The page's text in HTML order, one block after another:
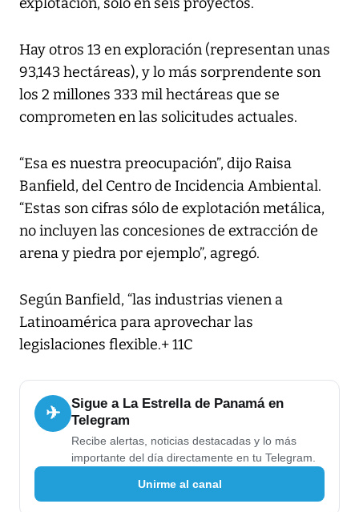
explotación, sólo en seis proyectos.
Hay otros 13 en exploración (representan unas
93,143 hectáreas), y lo más sorprendente son
los 2 millones 333 mil hectáreas que se
comprometen en las solicitudes actuales.
“Esa es nuestra preocupación”, dijo Raisa
Banfield, del Centro de Incidencia Ambiental.
“Estas son cifras sólo de explotación metálica,
no incluyen las concesiones de extracción de
arena y piedra por ejemplo”, agregó.
Según Banfield, “las industrias vienen a
Latinoamérica para aprovechar las
legislaciones flexible.+ 11C
✈
Sigue a La Estrella de Panamá en
Telegram
Recibe alertas, noticias destacadas y lo más
importante del día directamente en tu Telegram.
Unirme al canal